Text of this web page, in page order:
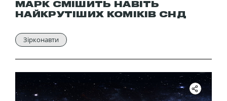
МАРК СМІШИТЬ НАВІТЬ
НАЙКРУТІШИХ КОМІКІВ СНД
Зірконавти